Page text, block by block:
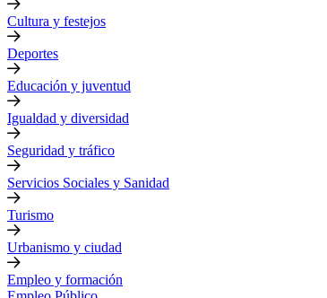
Cultura y festejos
Deportes
Educación y juventud
Igualdad y diversidad
Seguridad y tráfico
Servicios Sociales y Sanidad
Turismo
Urbanismo y ciudad
Empleo y formación